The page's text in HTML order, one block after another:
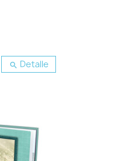
 Detalle